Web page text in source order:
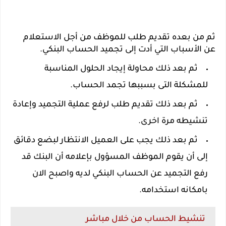
ثم من بعده تقديم طلب للموظف من أجل الاستعلام
عن الأسباب التي أدت إلى تجميد الحساب البنكي.
ثم بعد ذلك محاولة إيجاد الحلول المناسبة
للمشكلة التى بسببها تجمد الحساب.
ثم بعد ذلك تقديم طلب لرفع عملية التجميد وإعادة
تنشيطه مرة اخرى.
ثم بعد ذلك يجب على العميل الانتظار لبضع دقائق
إلى أن يقوم الموظف المسؤول بإعلامه أن البنك قد
رفع التجميد عن الحساب البنكي لديه واصبح الان
بامكانه استخدامه.
تنشيط الحساب من خلال مباشر